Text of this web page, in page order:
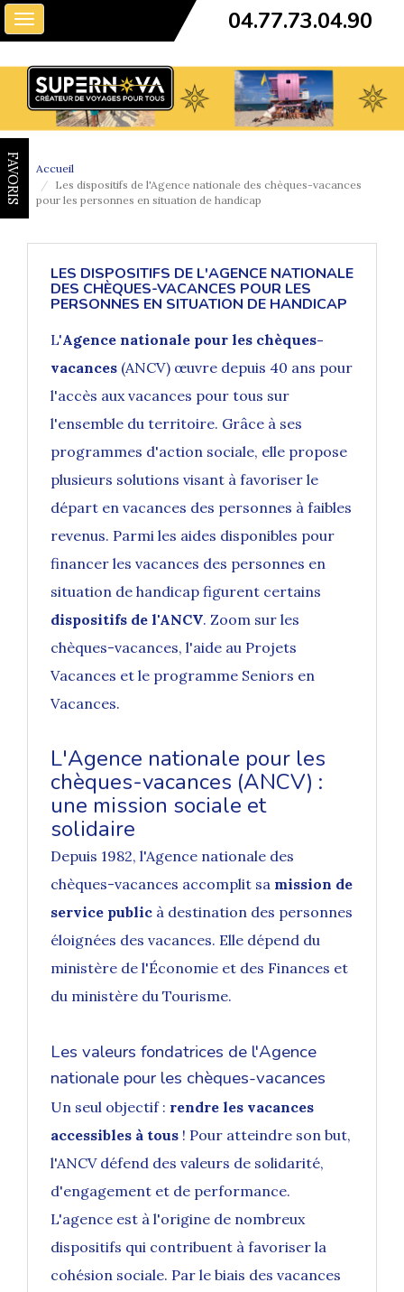
Toggle
navigation
04.77.73.04.90
FAVORIS
Accueil
Les dispositifs de l'Agence nationale des chèques-vacances
pour les personnes en situation de handicap
LES DISPOSITIFS DE L'AGENCE NATIONALE
DES CHÈQUES-VACANCES POUR LES
PERSONNES EN SITUATION DE HANDICAP
L'Agence nationale pour les chèques-
vacances (ANCV) œuvre depuis 40 ans pour
l'accès aux vacances pour tous sur
l'ensemble du territoire. Grâce à ses
programmes d'action sociale, elle propose
plusieurs solutions visant à favoriser le
départ en vacances des personnes à faibles
revenus. Parmi les aides disponibles pour
financer les vacances des personnes en
situation de handicap figurent certains
dispositifs de l'ANCV. Zoom sur les
chèques-vacances, l'aide au Projets
Vacances et le programme Seniors en
Vacances.
L'Agence nationale pour les
chèques-vacances (ANCV) :
une mission sociale et
solidaire
Depuis 1982, l'Agence nationale des
chèques-vacances accomplit sa mission de
service public à destination des personnes
éloignées des vacances. Elle dépend du
ministère de l'Économie et des Finances et
du ministère du Tourisme.
Les valeurs fondatrices de l'Agence
nationale pour les chèques-vacances
Un seul objectif : rendre les vacances
accessibles à tous ! Pour atteindre son but,
l'ANCV défend des valeurs de solidarité,
d'engagement et de performance.
L'agence est à l'origine de nombreux
dispositifs qui contribuent à favoriser la
cohésion sociale. Par le biais des vacances